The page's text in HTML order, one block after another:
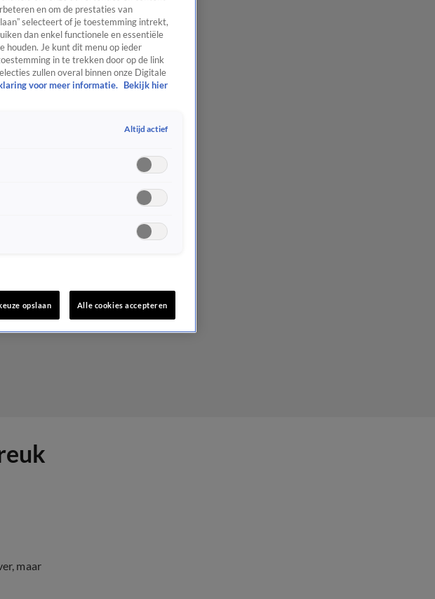
maar
en om de prestaties van
selecteert of je toestemming intrekt,
dan enkel functionele en essentiële
houden. Je kunt dit menu op ieder
in te trekken door op de link
zullen overal binnen onze Digitale
voor meer informatie.
Bekijk hier
Altijd actief
opslaan Alle cookies accepteren